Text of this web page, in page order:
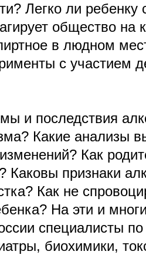
Легко ли ребенку
общество на
в людном
с участием
и последствия
Какие анализы
Как
Каковы признаки
Как не
На эти и
специалисты по
биохимики,